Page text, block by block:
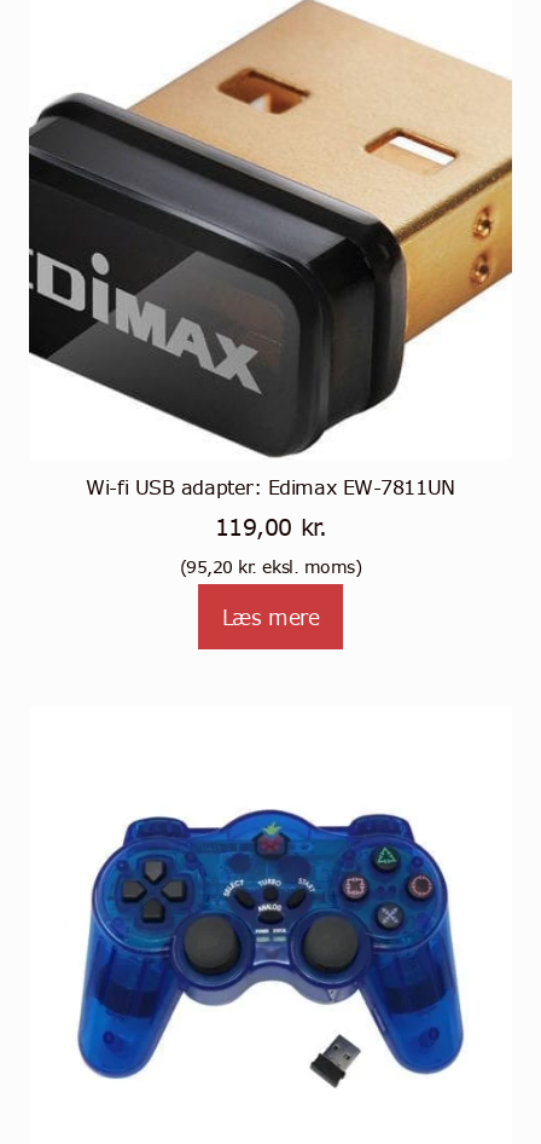
muunnelma.
Voit
tuotteen
sivulla.
Wi-fi USB adapter: Edimax EW-7811UN
119,00 kr.
(95,20 kr. eksl. moms)
Læs mere